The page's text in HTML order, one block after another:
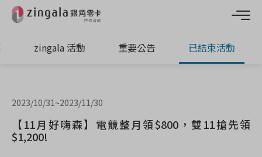
zingala 活動 重要公告 已結束活動
2023/10/31 ~2023/11/30
【11月好嗨森】電競整月領$800，雙11搶先領
$1,200!